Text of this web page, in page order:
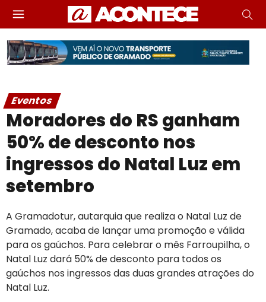
Eventos
Moradores do RS ganham
50% de desconto nos
ingressos do Natal Luz em
setembro
A Gramadotur, autarquia que realiza o Natal Luz de
Gramado, acaba de lançar uma promoção e válida
para os gaúchos. Para celebrar o mês Farroupilha, o
Natal Luz dará 50% de desconto para todos os
gaúchos nos ingressos das duas grandes atrações do
Natal Luz.